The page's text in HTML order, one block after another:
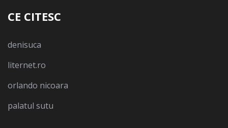
CE CITESC
denisuca
liternet.ro
orlando nicoara
palatul sutu